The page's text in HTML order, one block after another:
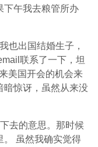
下午我去粮管所办
也出国结婚生子，
联系了一下，坦
美国开会的机会来
暗惊讶，虽然从来没
去的意思。那时候
。 虽然我确实觉得